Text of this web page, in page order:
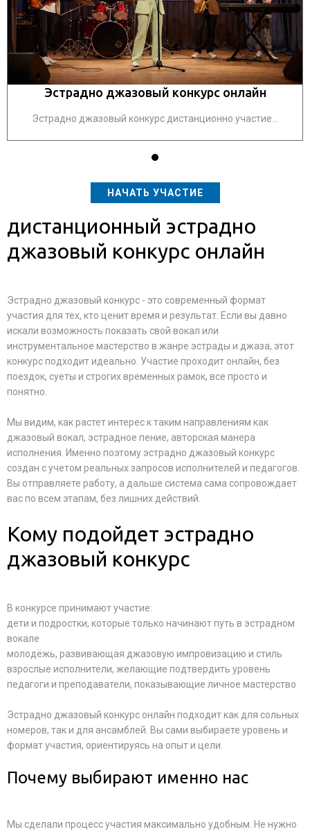
Эстрадно джазовый конкурс онлайн
Эстрадно джазовый конкурс дистанционно участие...
НАЧАТЬ УЧАСТИЕ
дистанционный эстрадно
джазовый конкурс онлайн
Эстрадно джазовый конкурс - это современный формат
участия для тех, кто ценит время и результат. Если вы давно
искали возможность показать свой вокал или
инструментальное мастерство в жанре эстрады и джаза, этот
конкурс подходит идеально. Участие проходит онлайн, без
поездок, суеты и строгих временных рамок, все просто и
понятно.
Мы видим, как растет интерес к таким направлениям как
джазовый вокал, эстрадное пение, авторская манера
исполнения. Именно поэтому эстрадно джазовый конкурс
создан с учетом реальных запросов исполнителей и педагогов.
Вы отправляете работу, а дальше система сама сопровождает
вас по всем этапам, без лишних действий.
Кому подойдет эстрадно
джазовый конкурс
В конкурсе принимают участие:
дети и подростки, которые только начинают путь в эстрадном
вокале
молодёжь, развивающая джазовую импровизацию и стиль
взрослые исполнители, желающие подтвердить уровень
педагоги и преподаватели, показывающие личное мастерство
Эстрадно джазовый конкурс онлайн подходит как для сольных
номеров, так и для ансамблей. Вы сами выбираете уровень и
формат участия, ориентируясь на опыт и цели.
Почему выбирают именно нас
Мы сделали процесс участия максимально удобным. Не нужно